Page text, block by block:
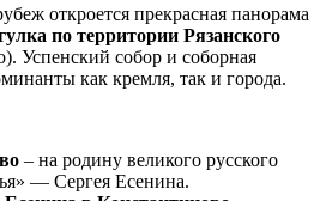
откроется прекрасная панорама
по территории Рязанского
Успенский собор и соборная
как кремля, так и города.
– на родину великого русского
— Сергея Есенина.